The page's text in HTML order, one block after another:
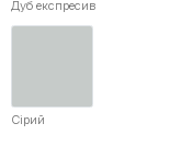
Дуб експресив
Сірий